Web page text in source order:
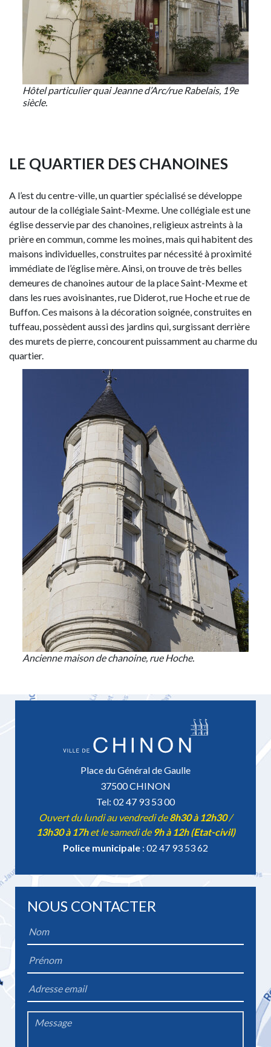
Hôtel particulier quai Jeanne d’Arc/rue Rabelais, 19e
siècle.
LE QUARTIER DES CHANOINES
A l’est du centre-ville, un quartier spécialisé se développe
autour de la collégiale Saint-Mexme. Une collégiale est une
église desservie par des chanoines, religieux astreints à la
prière en commun, comme les moines, mais qui habitent des
maisons individuelles, construites par nécessité à proximité
immédiate de l’église mère. Ainsi, on trouve de très belles
demeures de chanoines autour de la place Saint-Mexme et
dans les rues avoisinantes, rue Diderot, rue Hoche et rue de
Buffon. Ces maisons à la décoration soignée, construites en
tuffeau, possèdent aussi des jardins qui, surgissant derrière
des murets de pierre, concourent puissamment au charme du
quartier.
Ancienne maison de chanoine, rue Hoche.
Place du Général de Gaulle
37500 CHINON
Tel: 02 47 93 53 00
Ouvert du lundi au vendredi de8h30 à 12h30/
13h30 à 17het le samedi de 9h à 12h (Etat-civil)
Police municipale : 02 47 93 53 62
NOUS CONTACTER
*